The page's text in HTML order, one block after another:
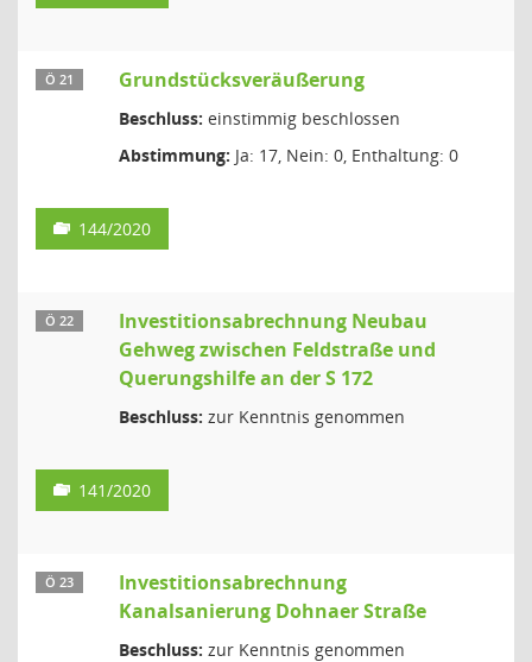
Ö 21 Grundstücksveräußerung
Beschluss: einstimmig beschlossen
Abstimmung: Ja: 17, Nein: 0, Enthaltung: 0
144/2020
Ö 22
Investitionsabrechnung Neubau
Gehweg zwischen Feldstraße und
Querungshilfe an der S 172
Beschluss: zur Kenntnis genommen
141/2020
Ö 23
Investitionsabrechnung
Kanalsanierung Dohnaer Straße
Beschluss: zur Kenntnis genommen